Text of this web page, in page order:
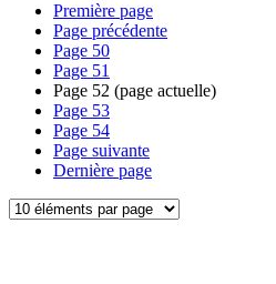
Première page
Page précédente
Page 50
Page 51
Page 52 (page actuelle)
Page 53
Page 54
Page suivante
Dernière page